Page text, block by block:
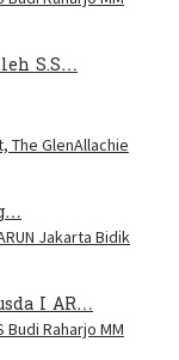
S.S…
I AR…